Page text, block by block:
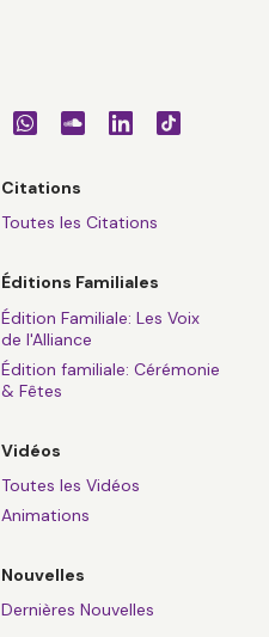
Citations
Toutes les Citations
Éditions Familiales
Édition Familiale: Les Voix
de l'Alliance
Édition familiale: Cérémonie
& Fêtes
Vidéos
Toutes les Vidéos
Animations
Nouvelles
Dernières Nouvelles